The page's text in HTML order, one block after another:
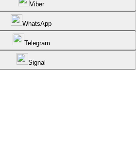
Viber
WhatsApp
Telegram
Signal